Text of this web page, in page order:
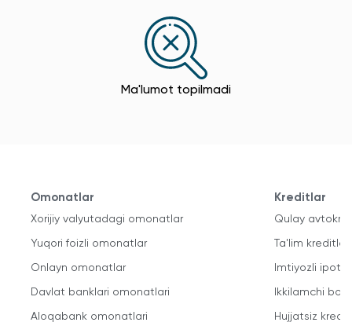
Ma'lumot topilmadi
Omonatlar
Xorijiy valyutadagi omonatlar
Yuqori foizli omonatlar
Onlayn omonatlar
Davlat banklari omonatlari
Aloqabank omonatlari
Kreditlar
Qulay
Ta'lim kreditlari
Imtiyozli
Ikkilamchi
Hujjatsiz